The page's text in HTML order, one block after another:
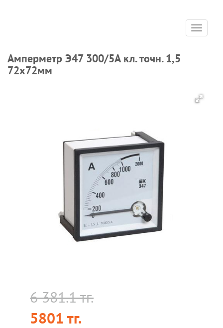
Toggle
Амперметр Э47 300/5А кл. точн. 1,5
72х72мм
6 381.1 тг.
5801 тг.